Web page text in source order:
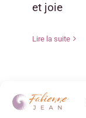
et joie
Lire la suite